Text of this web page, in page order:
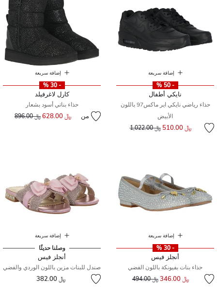
إضافة سريعة
- 50 %
نايكي أطفال
حذاء رياضي نايكي اير ماكس97 باللون
الأبيض
﷼ 510.00 سعر مخفض من﷼ 1,022.00
إضافة سريعة
- 30 %
كارل لاغرفيلد
حذاء بناتي أسود بشعار
من ﷼ 628.00 سعر مخفض من
﷼ 896.00 إلى
إضافة سريعة
- 30 %
أنجلز فيس
حذاء بنات بفيونكة باللون الفضي
﷼ 346.00 سعر مخفض من﷼ 494.00
إضافة سريعة
وصلنا حديثًا
أنجلز فيس
صندل للبنات مزين باللون الوردي والفضي
﷼ 382.00